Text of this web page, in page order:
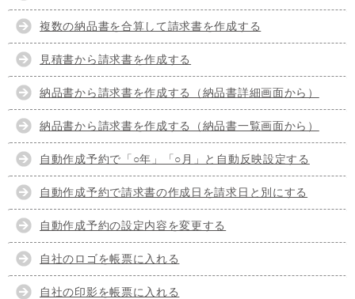
複数の納品書を合算して請求書を作成する
見積書から請求書を作成する
納品書から請求書を作成する（納品書詳細画面から）
納品書から請求書を作成する（納品書一覧画面から）
自動作成予約で「○年」「○月」と自動反映設定する
自動作成予約で請求書の作成日を請求日と別にする
自動作成予約の設定内容を変更する
自社のロゴを帳票に入れる
自社の印影を帳票に入れる